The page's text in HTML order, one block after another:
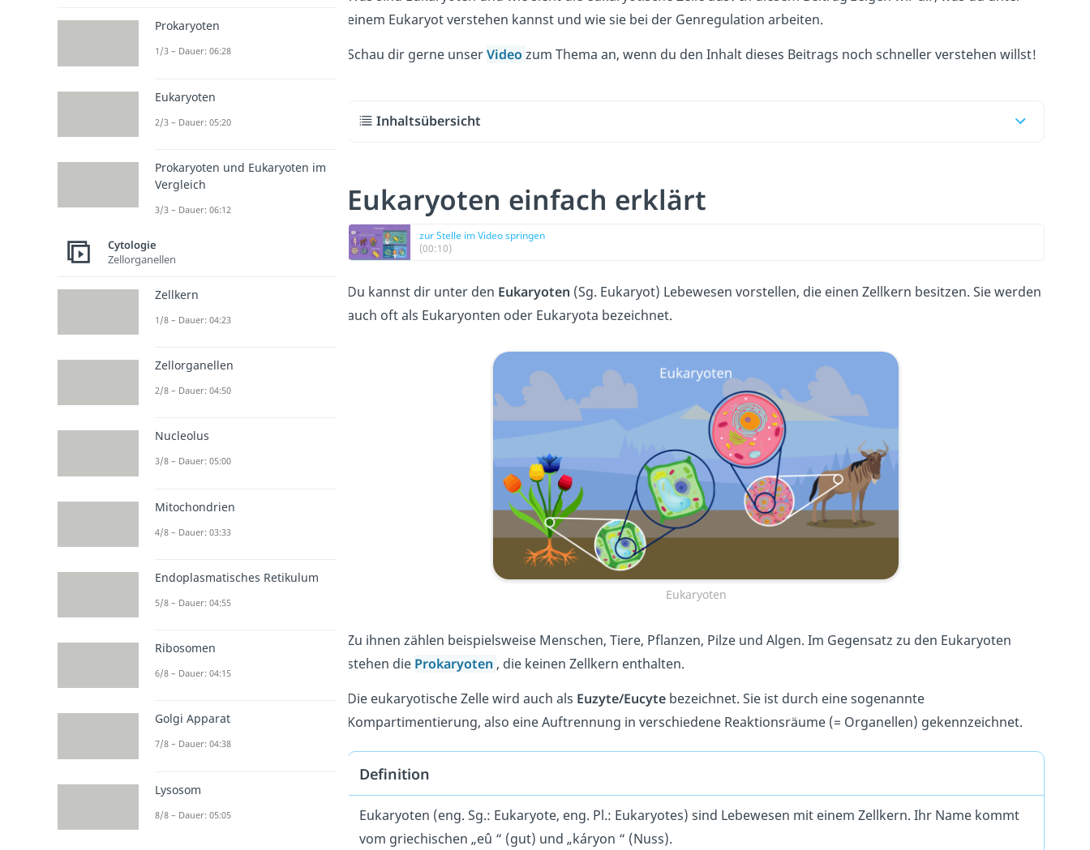
einem Eukaryot verstehen kannst und wie sie bei der Genregulation arbeiten.
Schau dir gerne unserVideo zum Thema an, wenn du den Inhalt dieses Beitrags noch schneller verstehen willst!
Inhaltsübersicht
Eukaryoten einfach erklärt
zur Stelle im Video springen
(00:10)
Du kannst dir unter den Eukaryoten (Sg. Eukaryot) Lebewesen vorstellen, die einen Zellkern besitzen. Sie werden
auch oft als Eukaryonten oder Eukaryota bezeichnet.
Eukaryoten
Zu ihnen zählen beispielsweise Menschen, Tiere, Pflanzen, Pilze und Algen. Im Gegensatz zu den Eukaryoten
stehen die Prokaryoten , die keinen Zellkern enthalten.
Die eukaryotische Zelle wird auch als Euzyte/Eucyte bezeichnet. Sie ist durch eine sogenannte
Kompartimentierung, also eine Auftrennung in verschiedene Reaktionsräume (= Organellen) gekennzeichnet.
Definition
Eukaryoten (eng. Sg.: Eukaryote, eng. Pl.: Eukaryotes) sind Lebewesen mit einem Zellkern. Ihr Name kommt
vom griechischen „eû “ (gut) und „káryon “ (Nuss).
Prokaryoten
1/3 – Dauer: 06:28
Eukaryoten
2/3 – Dauer: 05:20
Prokaryoten und Eukaryoten im
Vergleich
3/3 – Dauer: 06:12
Cytologie
Zellorganellen
Zellkern
1/8 – Dauer: 04:23
Zellorganellen
2/8 – Dauer: 04:50
Nucleolus
3/8 – Dauer: 05:00
Mitochondrien
4/8 – Dauer: 03:33
Endoplasmatisches Retikulum
5/8 – Dauer: 04:55
Ribosomen
6/8 – Dauer: 04:15
Golgi Apparat
7/8 – Dauer: 04:38
Lysosom
8/8 – Dauer: 05:05